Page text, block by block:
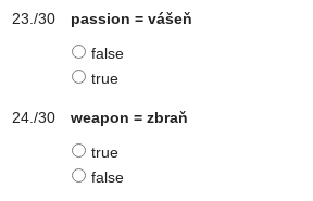
passion = vášeň
false
true
weapon = zbraň
true
false